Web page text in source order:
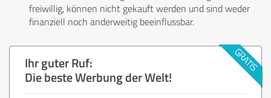
freiwillig, können nicht gekauft werden und sind weder
finanziell noch anderweitig beeinflussbar.
Ihr guter Ruf:
Die beste Werbung der Welt!